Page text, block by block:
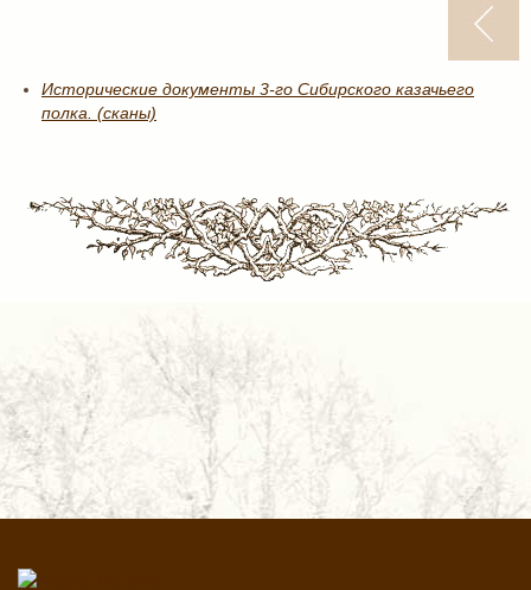
Исторические документы 3-го Сибирского казачьего
полка. (сканы)